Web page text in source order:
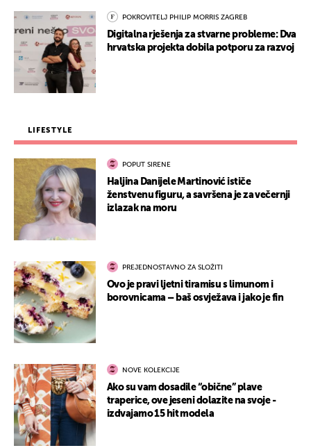
POKROVITELJ PHILIP MORRIS ZAGREB
Digitalna rješenja za stvarne probleme: Dva
hrvatska projekta dobila potporu za razvoj
LIFESTYLE
POPUT SIRENE
Haljina Danijele Martinović ističe
ženstvenu figuru, a savršena je za večernji
izlazak na moru
PREJEDNOSTAVNO ZA SLOŽITI
Ovo je pravi ljetni tiramisu s limunom i
borovnicama – baš osvježava i jako je fin
NOVE KOLEKCIJE
Ako su vam dosadile “obične” plave
traperice, ove jeseni dolazite na svoje -
izdvajamo 15 hit modela